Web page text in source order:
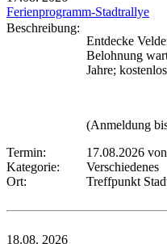
Ferienprogramm-Stadtrallye
Beschreibung:
Entdecke
Belohnung
Jahre;
(Anmeldung
Termin:
17.08.2026
Kategorie:
Verschiedenes
Ort:
Treffpunkt
18.08. 2026